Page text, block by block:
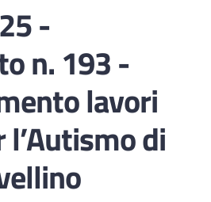
-
n. 193 -
lavori
di